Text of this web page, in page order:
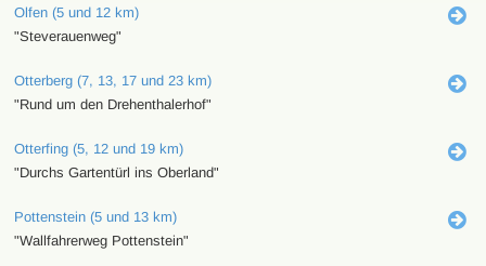
Olfen (5 und 12 km)
"Steverauenweg"
Otterberg (7, 13, 17 und 23 km)
"Rund um den Drehenthalerhof"
Otterfing (5, 12 und 19 km)
"Durchs Gartentürl ins Oberland"
Pottenstein (5 und 13 km)
"Wallfahrerweg Pottenstein"